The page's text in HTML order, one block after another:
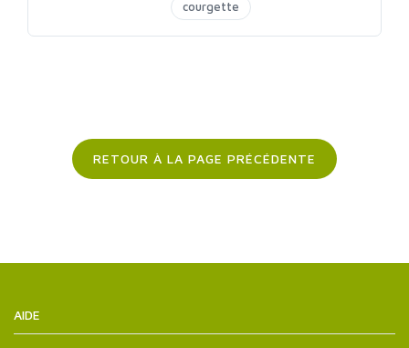
courgette
RETOUR À LA PAGE PRÉCÉDENTE
AIDE